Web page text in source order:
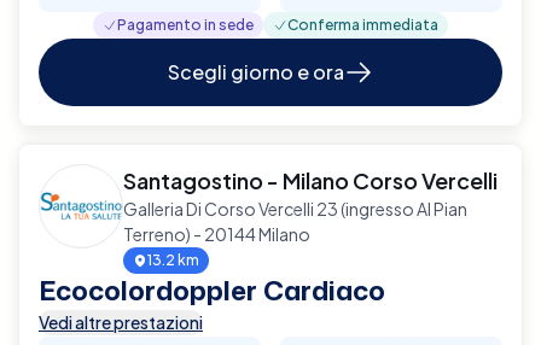
Pagamento in sede Conferma immediata
Scegli giorno e ora
Santagostino - Milano Corso Vercelli
Galleria Di Corso Vercelli 23 (ingresso Al Pian
Terreno) - 20144 Milano
13.2 km
Ecocolordoppler Cardiaco
Vedi altre prestazioni